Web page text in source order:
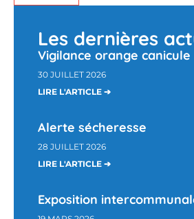
Les dernières
Vigilance orange canicule
30 JUILLET 2026
LIRE L'ARTICLE ➔
Alerte sécheresse
28 JUILLET 2026
LIRE L'ARTICLE ➔
Exposition